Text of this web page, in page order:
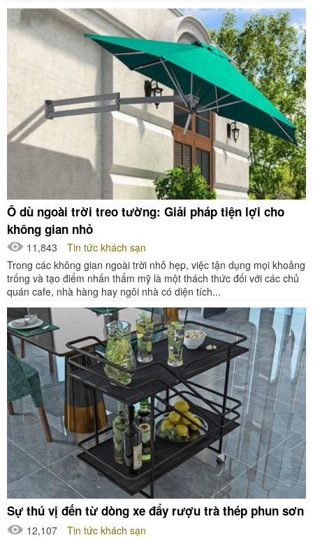
Ô dù ngoài trời treo tường: Giải pháp tiện lợi cho
không gian nhỏ
11,843
Tin tức khách sạn
Trong các không gian ngoài trời nhỏ hẹp, việc tận dụng mọi khoảng
trống và tạo điểm nhấn thẩm mỹ là một thách thức đối với các chủ
quán cafe, nhà hàng hay ngôi nhà có diện tích...
Sự thú vị đến từ dòng xe đẩy rượu trà thép phun sơn
12,107
Tin tức khách sạn